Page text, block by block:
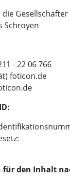
Gesellschafter
Schroyen
- 22 06 766
foticon.de
den Inhalt